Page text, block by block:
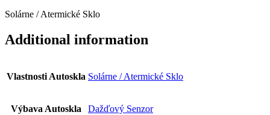
Solárne / Atermické Sklo
Additional information
Vlastnosti Autoskla Solárne / Atermické Sklo
Výbava Autoskla Dažďový Senzor